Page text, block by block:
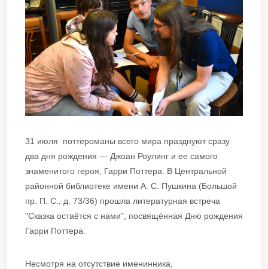
31 июля поттероманы всего мира празднуют сразу
два дня рождения — Джоан Роулинг и ее самого
знаменитого героя, Гарри Поттера. В Центральной
районной библиотеке имени А. С. Пушкина (Большой
пр. П. С., д. 73/36) прошла литературная встреча
"Сказка остаётся с нами", посвящённая Дню рождения
Гарри Поттера.
Несмотря на отсутствие именинника,